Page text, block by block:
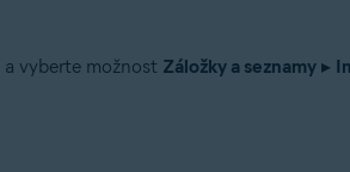
vyberte možnost Záložky a seznamy ▸